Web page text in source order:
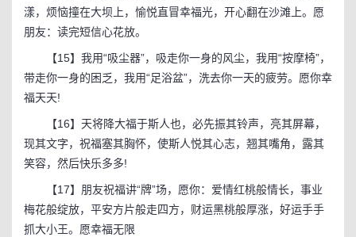
漾，烦恼撞在大坝上，愉悦直冒幸福光，开心翻在沙滩上。愿
朋友：读完短信心花放。
【15】我用“吸尘器”，吸走你一身的风尘，我用“按摩椅”，
带走你一身的困乏，我用“足浴盆”，洗去你一天的疲劳。愿你幸
福天天!
【16】天将降大福于斯人也，必先振其铃声，亮其屏幕，
现其文字，祝福塞其胸怀，使斯人悦其心志，翘其嘴角，露其
笑容，然后快乐多多!
【17】朋友祝福讲“牌”场，愿你：爱情红桃般情长，事业
梅花般绽放，平安方片般走四方，财运黑桃般厚涨，好运手手
抓大小王。愿幸福无限